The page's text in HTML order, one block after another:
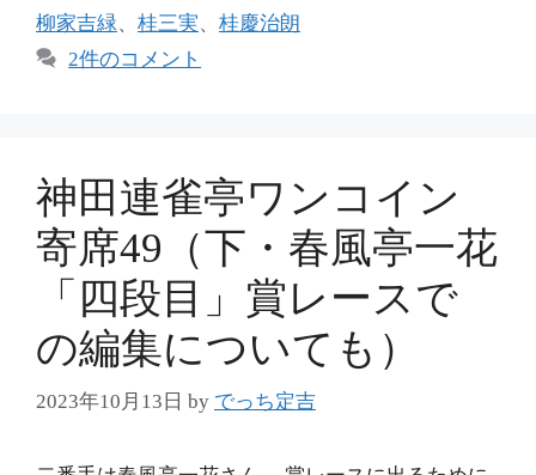
リ
ー
グ
柳家吉緑、 桂三実、 桂慶治朗
2件のコメント
神田連雀亭ワンコイン
寄席49（下・春風亭一花
「四段目」賞レースで
の編集についても）
2023年10月13日 by でっち定吉